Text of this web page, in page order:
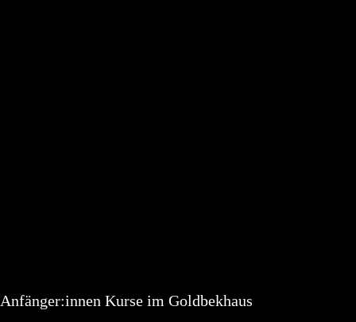
Anfänger:innen Kurse im Goldbekhaus